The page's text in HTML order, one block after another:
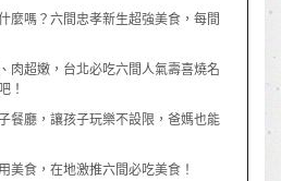
麼嗎？六間忠孝新生超強美食，每間
肉超嫩，台北必吃六間人氣壽喜燒名
！
餐廳，讓孩子玩樂不設限，爸媽也能
美食，在地激推六間必吃美食！